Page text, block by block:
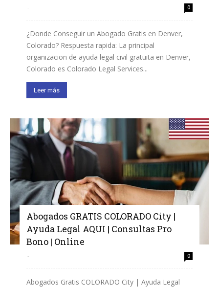
- 0
¿Donde Conseguir un Abogado Gratis en Denver,
Colorado? Respuesta rapida: La principal
organizacion de ayuda legal civil gratuita en Denver,
Colorado es Colorado Legal Services...
Leer más
Abogados GRATIS COLORADO City |
Ayuda Legal AQUI | Consultas Pro
Bono | Online
- 0
Abogados Gratis COLORADO City | Ayuda Legal